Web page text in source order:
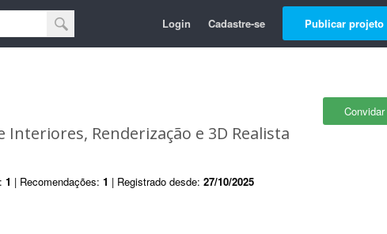
Login Cadastre-se Publicar projeto
Convidar
Renderização e 3D Realista
1 | Recomendações: 1 | Registrado desde: 27/10/2025